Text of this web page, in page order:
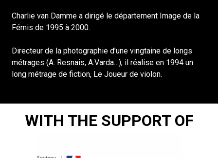
Charlie van Damme a dirigé le département Image de la
Fémis de 1995 à 2000.
Directeur de la photographie d’une vingtaine de longs
métrages (A. Resnais, A.Varda…), il réalise en 1994 un
long métrage de fiction, Le Joueur de violon.
WITH THE SUPPORT OF